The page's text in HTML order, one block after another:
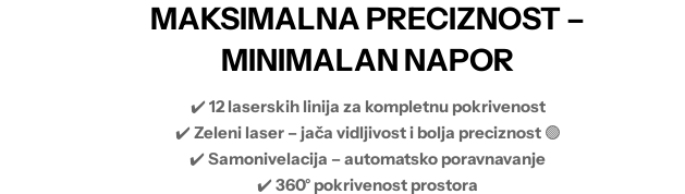
MAKSIMALNA PRECIZNOST –
MINIMALAN NAPOR
✔️ 12 laserskih linija za kompletnu pokrivenost
✔️ Zeleni laser – jača vidljivost i bolja preciznost🟢
✔️Samonivelacija – automatsko poravnavanje
✔️360° pokrivenost prostora